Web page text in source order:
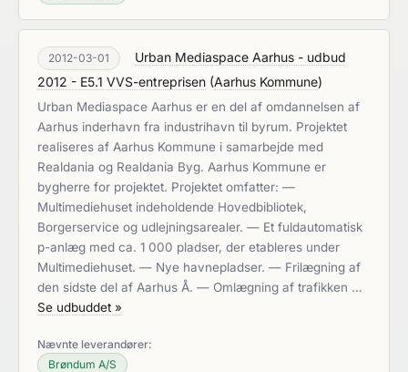
2012-03-01
Urban Mediaspace Aarhus - udbud
2012 - E5.1 VVS-entreprisen (Aarhus Kommune)
Urban Mediaspace Aarhus er en del af omdannelsen af
Aarhus inderhavn fra industrihavn til byrum. Projektet
realiseres af Aarhus Kommune i samarbejde med
Realdania og Realdania Byg. Aarhus Kommune er
bygherre for projektet. Projektet omfatter: —
Multimediehuset indeholdende Hovedbibliotek,
Borgerservice og udlejningsarealer. — Et fuldautomatisk
p-anlæg med ca. 1 000 pladser, der etableres under
Multimediehuset. — Nye havnepladser. — Frilægning af
den sidste del af Aarhus Å. — Omlægning af trafikken …
Se udbuddet »
Nævnte leverandører:
Brøndum A/S